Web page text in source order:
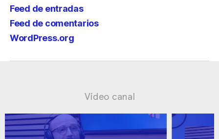
Feed de entradas
Feed de comentarios
WordPress.org
Vídeo canal